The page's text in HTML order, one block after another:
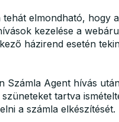
tehát elmondható, hogy
kezelése a
házirend esetén
Számla Agent hívás
tartva
a számla elkészítését.